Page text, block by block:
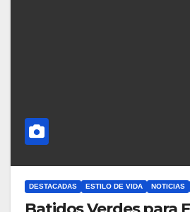
DESTACADAS ESTILO DE VIDA NOTICIAS